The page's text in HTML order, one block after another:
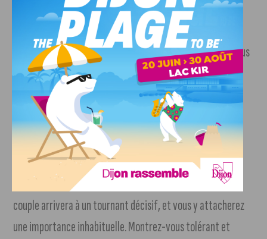
compréhensif. Prenez pour votre devise ce conseil de La
Fontaine : « Aimez, aimez, tout le reste n’est rien ».
Vous serez la proie d’impulsions ardentes et ferventes, vous
ne douterez plus de vos capacités, et vous ferez preuve
d’une confiance illimitée en ce qui a trait au succès
immédiat de vos projets.
Sagittaire
L’influx favorable de Vénus vous sera acquis. Votre vie de
couple arrivera à un tournant décisif, et vous y attacherez
une importance inhabituelle. Montrez-vous tolérant et